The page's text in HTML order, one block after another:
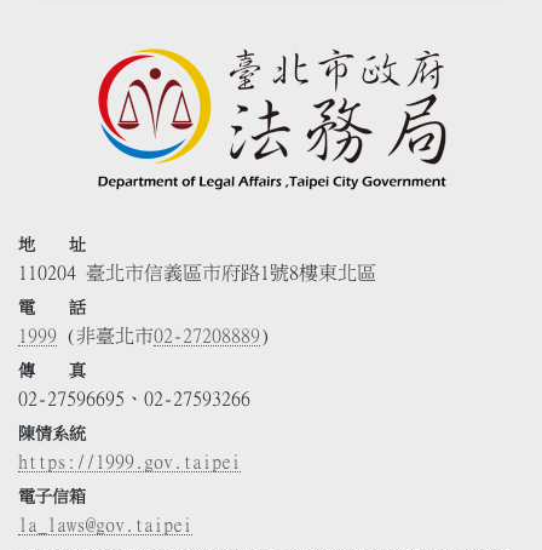
地 址
110204 臺北市信義區市府路1號8樓東北區
電 話
1999 (非臺北市02-27208889)
傳 真
02-27596695、02-27593266
陳情系統
https://1999.gov.taipei
電子信箱
la_laws@gov.taipei